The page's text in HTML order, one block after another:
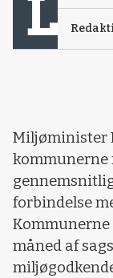
Miljøminister
kommunerne
forbindelse
Kommunerne
måned af